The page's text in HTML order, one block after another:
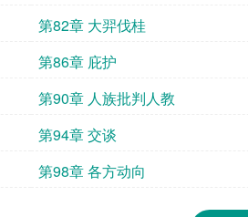
第82章 大羿伐桂
第86章 庇护
第90章 人族批判人教
第94章 交谈
第98章 各方动向